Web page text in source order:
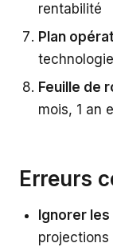
rentabilité
Plan
Feuille de
mois, 1 an
Erreurs
Ignorer
projections